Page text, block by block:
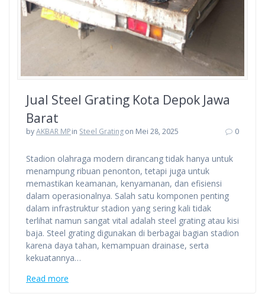
Jual Steel Grating Kota Depok Jawa
Barat
byAKBAR MPin Steel Gratingon Mei 28, 2025 0
Stadion olahraga modern dirancang tidak hanya untuk
menampung ribuan penonton, tetapi juga untuk
memastikan keamanan, kenyamanan, dan efisiensi
dalam operasionalnya. Salah satu komponen penting
dalam infrastruktur stadion yang sering kali tidak
terlihat namun sangat vital adalah steel grating atau kisi
baja. Steel grating digunakan di berbagai bagian stadion
karena daya tahan, kemampuan drainase, serta
kekuatannya…
Read more